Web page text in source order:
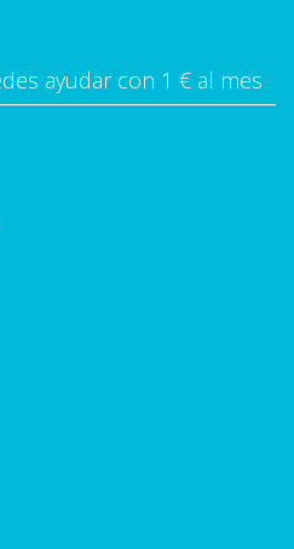
ayudar con 1 € al mes